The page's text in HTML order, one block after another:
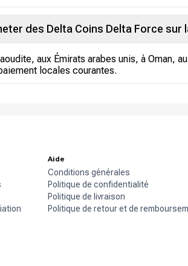
des Delta Coins Delta Force sur
aux Émirats arabes unis, à Oman,
locales courantes.
Aide
Conditions générales
Politique de confidentialité
Politique de livraison
Politique de retour et de